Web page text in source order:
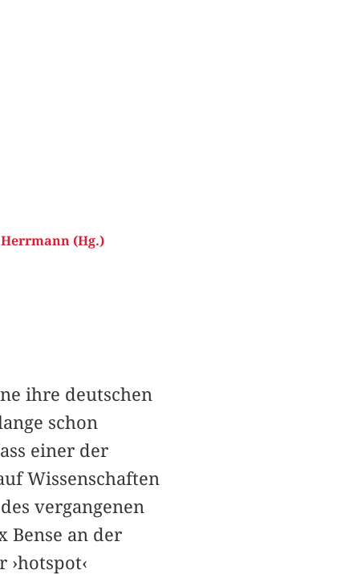
(Hg.)
ihre deutschen
schon
einer der
Wissenschaften
vergangenen
Bense an der